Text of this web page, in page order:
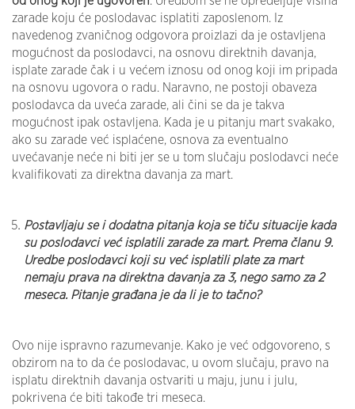
zarade koju će poslodavac isplatiti zaposlenom. Iz
navedenog zvaničnog odgovora proizlazi da je ostavljena
mogućnost da poslodavci, na osnovu direktnih davanja,
isplate zarade čak i u većem iznosu od onog koji im pripada
na osnovu ugovora o radu. Naravno, ne postoji obaveza
poslodavca da uveća zarade, ali čini se da je takva
mogućnost ipak ostavljena. Kada je u pitanju mart svakako,
ako su zarade već isplaćene, osnova za eventualno
uvećavanje neće ni biti jer se u tom slučaju poslodavci neće
kvalifikovati za direktna davanja za mart.
Postavljaju se i dodatna pitanja koja se tiču situacije kada
su poslodavci već isplatili zarade za mart. Prema članu 9.
Uredbe poslodavci koji su već isplatili plate za mart
nemaju prava na direktna davanja za 3, nego samo za 2
meseca. Pitanje građana je da li je to tačno?
Ovo nije ispravno razumevanje. Kako je već odgovoreno, s
obzirom na to da će poslodavac, u ovom slučaju, pravo na
isplatu direktnih davanja ostvariti u maju, junu i julu,
pokrivena će biti takođe tri meseca.